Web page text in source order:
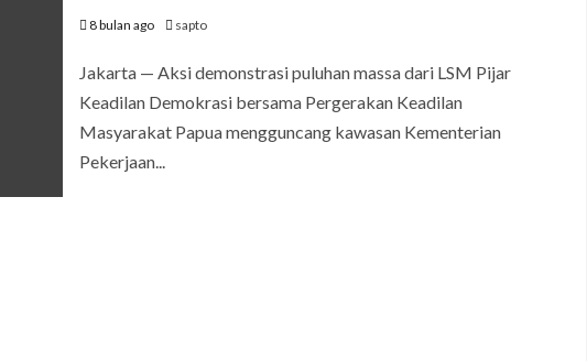
8 bulan ago sapto
Jakarta — Aksi demonstrasi puluhan massa dari LSM Pijar
Keadilan Demokrasi bersama Pergerakan Keadilan
Masyarakat Papua mengguncang kawasan Kementerian
Pekerjaan...